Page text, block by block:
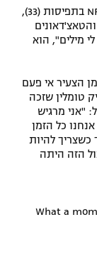
קאפ חתם פלייאוף מדהים בו שבר את שיא ה-NFL בתפיסות (33),
גם את שיא היארדים בתפיסה (478) והטאצ'דאונים
לי מילים", הוא
למאמן הצעיר אי פעם
טומלין שזכה
ו-10 חודשים, צהל: "אני מרגיש
כל הזמן
כשצריך להיות
הזה היתה
What a